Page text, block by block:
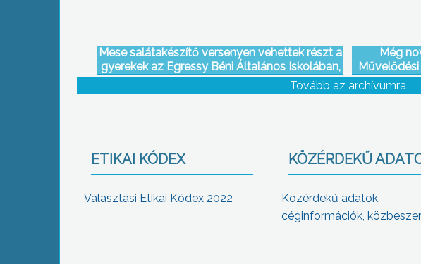
Mese salátakészítő versenyen vehettek részt a
gyerekek az Egressy Béni Általános Iskolában,
az Egészségnevelési hónap keretében
Még
amely a
Tovább az archívumra
ETIKAI KÓDEX
Választási Etikai Kódex 2022
KÖZÉRDEKŰ
Közérdekű adatok,
céginformációk,